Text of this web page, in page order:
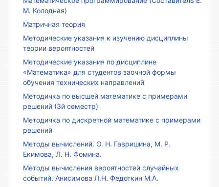
М. Колодная)
Матричная теория
Методические указания к изучению дисциплины
теории вероятностей
Методические указания по дисциплине
«Математика» для студентов заочной формы
обучения технических направлений
Методичка по высшей математике с примерами
решений (3й семестр)
Методичка по дискретной математике с примерами
решений
Методы вычислений. О. Н. Гавришина, М. Р.
Екимова, Л. Н. Фомина.
Методы вычисления вероятностей случайных
событий. Анисимова Л.Н. Федоткин М.А.